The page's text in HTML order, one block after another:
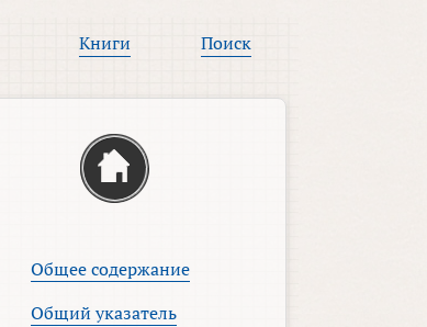
Книги Поиск
Общее содержание
Общий указатель